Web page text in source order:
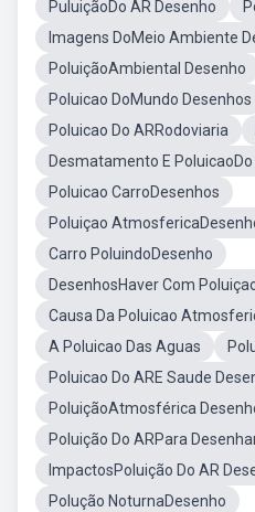
PuluiçãoDo AR Desenho
Imagens DoMeio Ambiente
PoluiçãoAmbiental Desenho
Poluicao DoMundo Desenhos
Poluicao Do ARRodoviaria
Desmatamento E
Poluicao CarroDesenhos
Poluiçao
Carro PoluindoDesenho
DesenhosHaver Com
Causa Da Poluicao
A Poluicao Das Aguas
Poluicao Do ARE Saude
PoluiçãoAtmosférica
Poluição Do ARPara
ImpactosPoluição Do AR
Polução NoturnaDesenho